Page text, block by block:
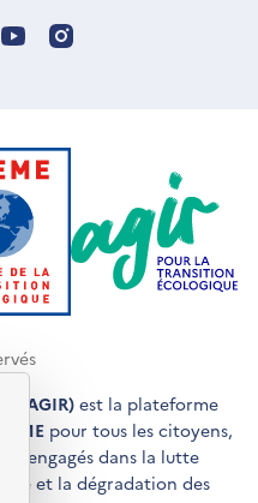
(AGIR) est la plateforme
pour tous les citoyens,
engagés dans la lutte
et la dégradation des